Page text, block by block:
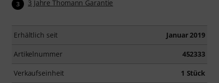
3 3 Jahre Thomann Garantie
Erhältlich seit Januar 2019
Artikelnummer 452333
Verkaufseinheit 1 Stück